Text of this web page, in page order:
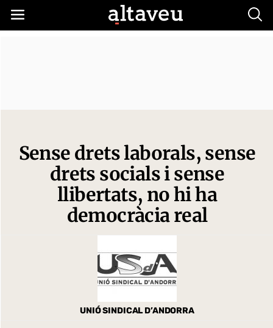
Sense drets laborals, sense
drets socials i sense
llibertats, no hi ha
democràcia real
UNIÓ SINDICAL D’ANDORRA